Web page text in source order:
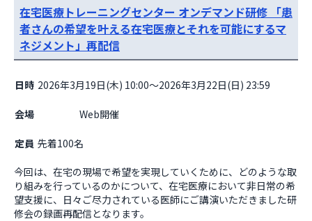
在宅医療トレーニングセンター オンデマンド研修 「患
者さんの希望を叶える在宅医療とそれを可能にするマ
ネジメント」再配信
日時 2026年3月19日(木) 10:00～2026年3月22日(日) 23:59
会場
定員 先着100名
今回は、在宅の現場で希望を実現していくために、どのような取
り組みを行っているのかについて、在宅医療において非日常の希
望支援に、日々ご尽力されている医師にご講演いただきました研
修会の録画再配信となります。